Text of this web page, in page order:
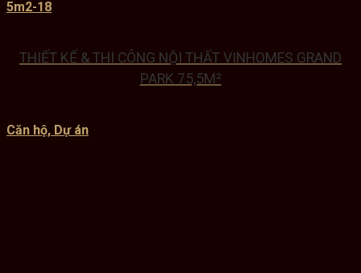
THIẾT KẾ & THI CÔNG NỘI THẤT VINHOMES GRAND
PARK 75,5M²
Căn hộ, Dự án